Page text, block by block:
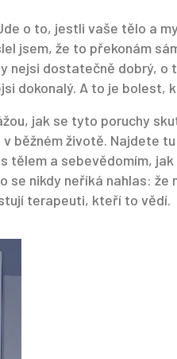
o to, jestli vaše tělo a
jsem, že to překonám
nejsi dostatečně dobrý, o
dokonalý. A to je bolest,
jak se tyto poruchy
běžném životě. Najdete
tělem a sebevědomím,
nikdy neříká nahlas: že
terapeuti, kteří to vědí.